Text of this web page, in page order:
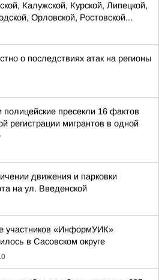
Калужской, Курской, Липецкой,
Орловской, Ростовской...
о последствиях атак на регионы
полицейские пресекли 16 фактов
регистрации мигрантов в одной
движения и парковки
на ул. Введенской
участников «ИнформУИК»
в Сасовском округе